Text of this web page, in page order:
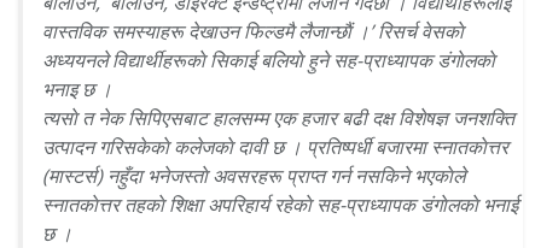
वास्तविक समस्याहरू देखाउन फिल्डमै लैजान्छाैं ।’ रिसर्च वेसकाे
अध्ययनले विद्यार्थीहरूकाे सिकाई बलियाे हुने सह-प्राध्यापक डंगाेलकाे
भनाइ छ ।
त्यसाे त नेक सिपिएसबाट हालसम्म एक हजार बढी दक्ष विशेषज्ञ जनशक्ति
उत्पादन गरिसकेकाे कलेजकाे दावी छ । प्रतिष्पर्धी बजारमा स्नातकाेत्तर
(मास्टर्स) नहुँदा भनेजस्ताे अवसरहरू प्राप्त गर्न नसकिने भएकाेले
स्नातकाेत्तर तहकाे शिक्षा अपरिहार्य रहेकाे सह-प्राध्यापक डंगाेलकाे भनाई
छ ।